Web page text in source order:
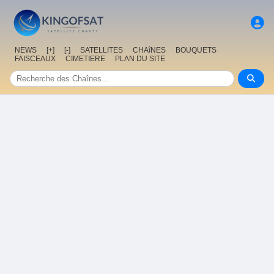
NEWS [+] [-] SATELLITES CHAîNES
BOUQUETS
FAISCEAUX
CIMETIERE PLAN DU SITE